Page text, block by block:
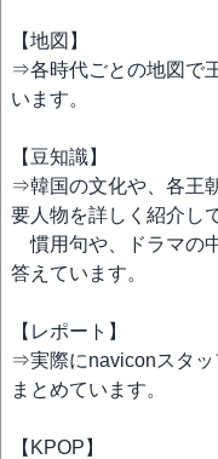
【地図】
⇒各時代ごとの地図で
います。
【豆知識】
⇒韓国の文化や、各王
要人物を詳しく紹介し
慣用句や、ドラマの
答えています。
【レポート】
⇒実際にnaviconスタッ
まとめています。
【KPOP】